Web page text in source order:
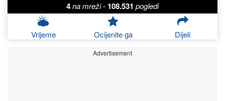
4na mreži- 108.531 pogledi
Vrijeme Ocijenite ga Dijeli
Advertisement